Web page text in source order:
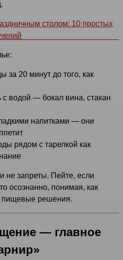
за 20 минут до того, как
с водой — бокал вина, стакан
напитками — они
рядом с тарелкой как
не запреты. Пейте, если
осознанно, понимая, как
пищевые решения.
— главное